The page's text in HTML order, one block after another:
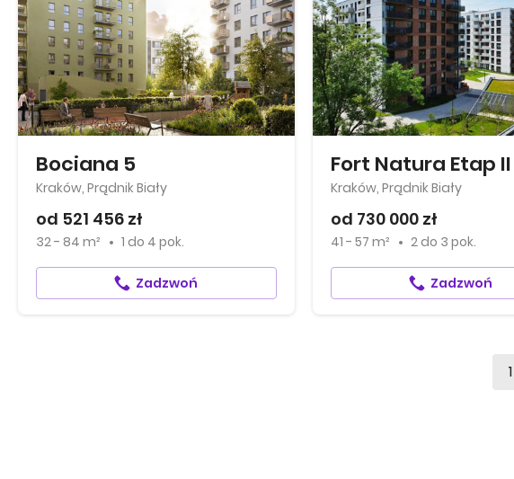
Bociana 5
Kraków, Prądnik Biały
od 521 456 zł
32 - 84 m² 1 do 4 pok.
Zadzwoń
Fort Natura Etap II
Kraków, Prądnik Biały
od 730 000 zł
41 - 57 m² 2do 3 pok.
Zadzwoń
1